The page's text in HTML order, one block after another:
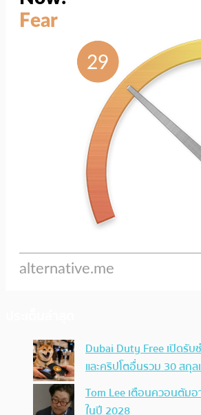
Dubai Duty Free เปิดรับ
และคริปโตอื่นรวม 30 สกุ
Tom Lee เตือนควอนตัมอ
ในปี 2028